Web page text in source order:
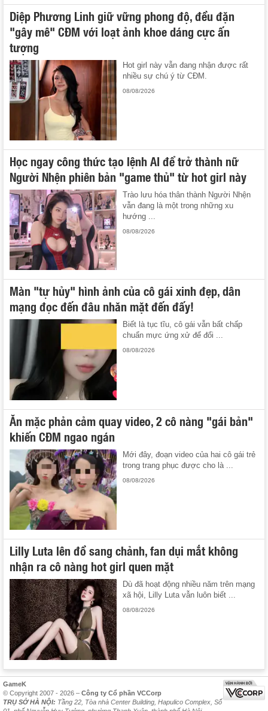
Diệp Phương Linh giữ vững phong độ, đều đặn
"gây mê" CĐM với loạt ảnh khoe dáng cực ấn
tượng
Hot girl này vẫn đang nhận được rất
nhiều sự chú ý từ CĐM.
08/08/2026
Học ngay công thức tạo lệnh AI để trở thành nữ
Người Nhện phiên bản "game thủ" từ hot girl này
Trào lưu hóa thân thành Người Nhện
vẫn đang là một trong những xu
hướng ...
08/08/2026
Màn "tự hủy" hình ảnh của cô gái xinh đẹp, dân
mạng đọc đến đâu nhăn mặt đến đấy!
Biết là tục tĩu, cô gái vẫn bất chấp
chuẩn mực ứng xử để đổi ...
08/08/2026
Ăn mặc phản cảm quay video, 2 cô nàng "gái bản"
khiến CĐM ngao ngán
Mới đây, đoạn video của hai cô gái trẻ
trong trang phục được cho là ...
08/08/2026
Lilly Luta lên đồ sang chảnh, fan dụi mắt không
nhận ra cô nàng hot girl quen mặt
Dù đã hoạt động nhiều năm trên mạng
xã hội, Lilly Luta vẫn luôn biết ...
08/08/2026
GameK
© Copyright 2007 - 2026 – Công ty Cổ phần VCCorp
TRỤ SỞ HÀ NỘI: Tầng 22, Tòa nhà Center Building, Hapulico Complex, Số